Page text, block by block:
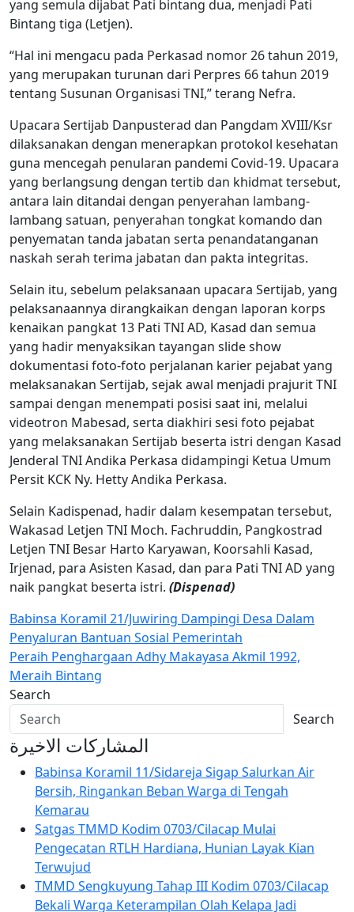
yang semula dijabat Pati bintang dua, menjadi Pati
Bintang tiga (Letjen).
“Hal ini mengacu pada Perkasad nomor 26 tahun 2019,
yang merupakan turunan dari Perpres 66 tahun 2019
tentang Susunan Organisasi TNI,” terang Nefra.
Upacara Sertijab Danpusterad dan Pangdam XVIII/Ksr
dilaksanakan dengan menerapkan protokol kesehatan
guna mencegah penularan pandemi Covid-19. Upacara
yang berlangsung dengan tertib dan khidmat tersebut,
antara lain ditandai dengan penyerahan lambang-
lambang satuan, penyerahan tongkat komando dan
penyematan tanda jabatan serta penandatanganan
naskah serah terima jabatan dan pakta integritas.
Selain itu, sebelum pelaksanaan upacara Sertijab, yang
pelaksanaannya dirangkaikan dengan laporan korps
kenaikan pangkat 13 Pati TNI AD, Kasad dan semua
yang hadir menyaksikan tayangan slide show
dokumentasi foto-foto perjalanan karier pejabat yang
melaksanakan Sertijab, sejak awal menjadi prajurit TNI
sampai dengan menempati posisi saat ini, melalui
videotron Mabesad, serta diakhiri sesi foto pejabat
yang melaksanakan Sertijab beserta istri dengan Kasad
Jenderal TNI Andika Perkasa didampingi Ketua Umum
Persit KCK Ny. Hetty Andika Perkasa.
Selain Kadispenad, hadir dalam kesempatan tersebut,
Wakasad Letjen TNI Moch. Fachruddin, Pangkostrad
Letjen TNI Besar Harto Karyawan, Koorsahli Kasad,
Irjenad, para Asisten Kasad, dan para Pati TNI AD yang
naik pangkat beserta istri. (Dispenad)
Navigasi
pos
Babinsa Koramil 21/Juwiring Dampingi Desa Dalam
Penyaluran Bantuan Sosial Pemerintah
Peraih Penghargaan Adhy Makayasa Akmil 1992,
Meraih Bintang
Search
Search
المشاركات الاخيرة
Babinsa Koramil 11/Sidareja Sigap Salurkan Air
Bersih, Ringankan Beban Warga di Tengah
Kemarau
Satgas TMMD Kodim 0703/Cilacap Mulai
Pengecatan RTLH Hardiana, Hunian Layak Kian
Terwujud
TMMD Sengkuyung Tahap III Kodim 0703/Cilacap
Bekali Warga Keterampilan Olah Kelapa Jadi